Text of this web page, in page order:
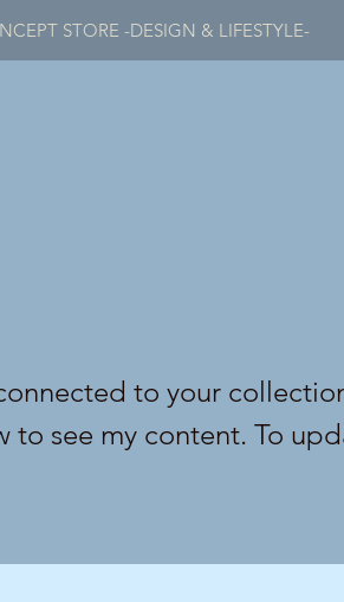
STORE -DESIGN & LIFESTYLE-
to your
to see my content. To